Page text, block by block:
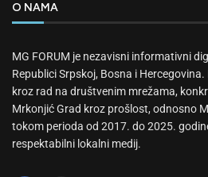
O NAMA
MG FORUM je nezavisni informativni
Republici Srpskoj, Bosna i
kroz rad na društvenim mrežama,
Mrkonjić Grad kroz prošlost, odnosno
tokom perioda od 2017. do 2025.
respektabilni lokalni medij.